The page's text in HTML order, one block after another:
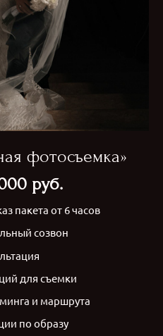
фотосъемка»
руб.
пакета от 6 часов
созвон
для съемки
и маршрута
по образу